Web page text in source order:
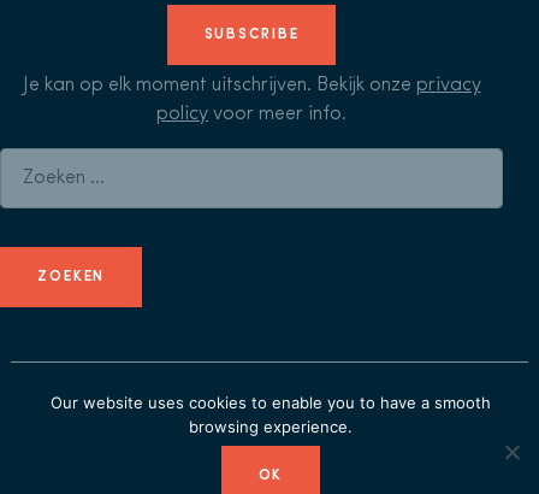
SUBSCRIBE
Je kan op elk moment uitschrijven. Bekijk onze privacy
policy voor meer info.
policy
Our website uses cookies to enable you to have a smooth
browsing experience.
OK